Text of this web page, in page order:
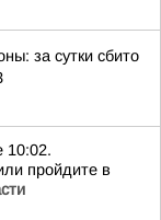
за сутки сбито
пройдите в